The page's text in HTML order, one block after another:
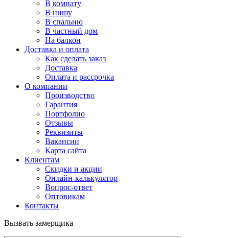
В комнату
В нишу
В спальню
В частный дом
На балкон
Доставка и оплата
Как сделать заказ
Доставка
Оплата и рассрочка
О компании
Производство
Гарантия
Портфолио
Отзывы
Реквизиты
Вакансии
Карта сайта
Клиентам
Скидки и акции
Онлайн-калькулятор
Вопрос-ответ
Оптовикам
Контакты
Вызвать замерщика